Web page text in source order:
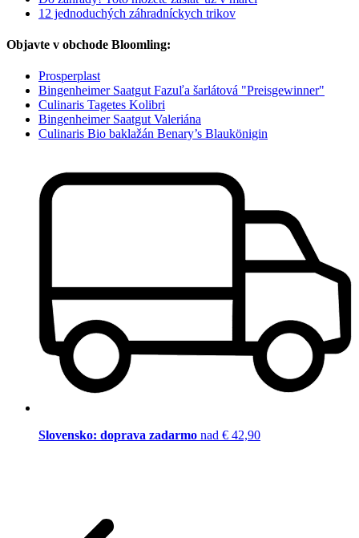
12 jednoduchých záhradníckych trikov
Objavte v obchode Bloomling:
Prosperplast
Bingenheimer Saatgut Fazuľa šarlátová "Preisgewinner"
Culinaris Tagetes Kolibri
Bingenheimer Saatgut Valeriána
Culinaris Bio baklažán Benary’s Blaukönigin
Slovensko: doprava zadarmo nad € 42,90